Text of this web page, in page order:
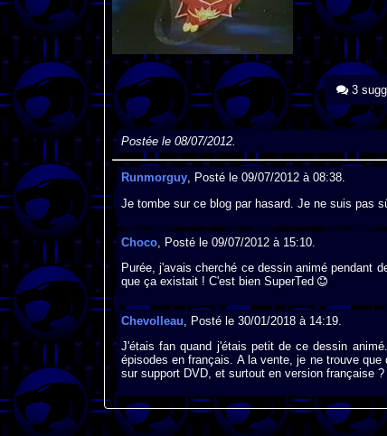
3
Postée le 08/07/2012.
Runmorguy, Posté le 09/07/2012 à 08:38.
Je tombe sur ce blog par hasard. Je ne suis pas
Choco, Posté le 09/07/2012 à 15:10.
Purée, j'avais cherché ce dessin animé pendant
que ça existait ! C'est bien SuperTed
Chevolleau , Posté le 30/01/2018 à 14:19.
J'étais fan quand j'étais petit de ce dessin
épisodes en français. A la vente, je ne trouve
sur support DVD, et surtout en version française ?